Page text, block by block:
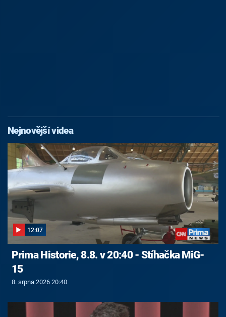
Nejnovější videa
12:07
Prima Historie, 8.8. v 20:40 - Stíhačka MiG-
15
8. srpna 2026 20:40